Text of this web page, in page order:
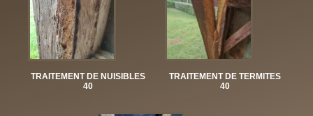
TRAITEMENT DE NUISIBLES
40
TRAITEMENT DE TERMITES
40